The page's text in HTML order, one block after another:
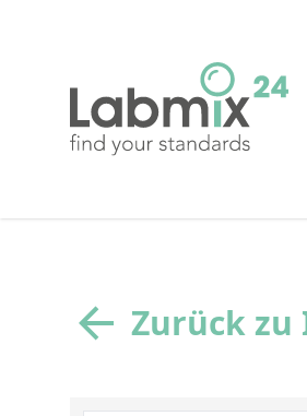
Zurück zu